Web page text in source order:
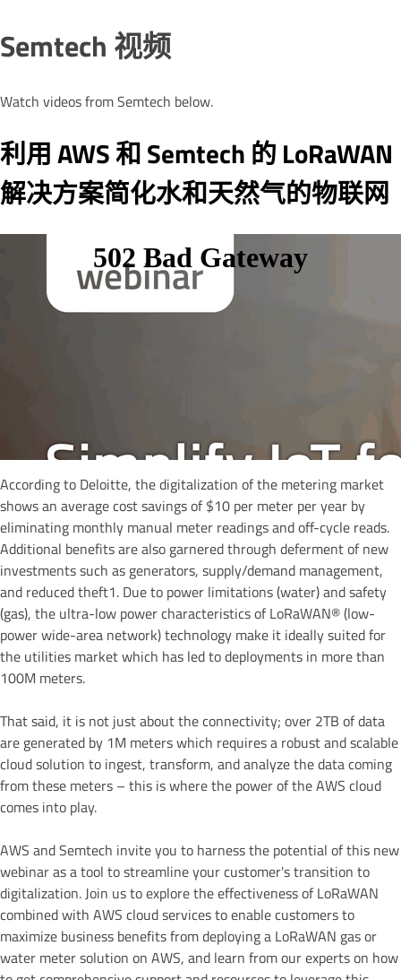
Semtech 视频
Watch videos from Semtech below.
利用 AWS 和 Semtech 的 LoRaWAN
解决方案简化水和天然气的物联网
According to Deloitte, the digitalization of the metering market
shows an average cost savings of $10 per meter per year by
eliminating monthly manual meter readings and off-cycle reads.
Additional benefits are also garnered through deferment of new
investments such as generators, supply/demand management,
and reduced theft1. Due to power limitations (water) and safety
(gas), the ultra-low power characteristics of LoRaWAN® (low-
power wide-area network) technology make it ideally suited for
the utilities market which has led to deployments in more than
100M meters.
That said, it is not just about the connectivity; over 2TB of data
are generated by 1M meters which requires a robust and scalable
cloud solution to ingest, transform, and analyze the data coming
from these meters – this is where the power of the AWS cloud
comes into play.
AWS and Semtech invite you to harness the potential of this new
webinar as a tool to streamline your customer's transition to
digitalization. Join us to explore the effectiveness of LoRaWAN
combined with AWS cloud services to enable customers to
maximize business benefits from deploying a LoRaWAN gas or
water meter solution on AWS, and learn from our experts on how